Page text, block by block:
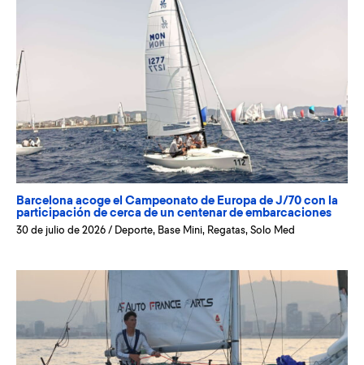
Barcelona acoge el Campeonato de Europa de J/70 con la
participación de cerca de un centenar de embarcaciones
30 de julio de 2026 / Deporte, Base Mini, Regatas, Solo Med